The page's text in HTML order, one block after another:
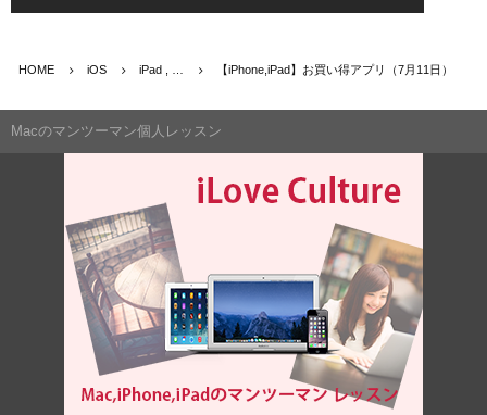
HOME iOS iPad , … 【iPhone,iPad】お買い得アプリ（7月11日）
Macのマンツーマン個人レッスン